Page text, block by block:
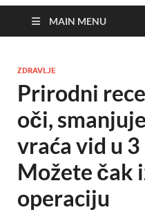
MAIN MENU
ZDRAVLJE
Prirodni
oči,
vraća vid u 3
Možete čak
operaciju